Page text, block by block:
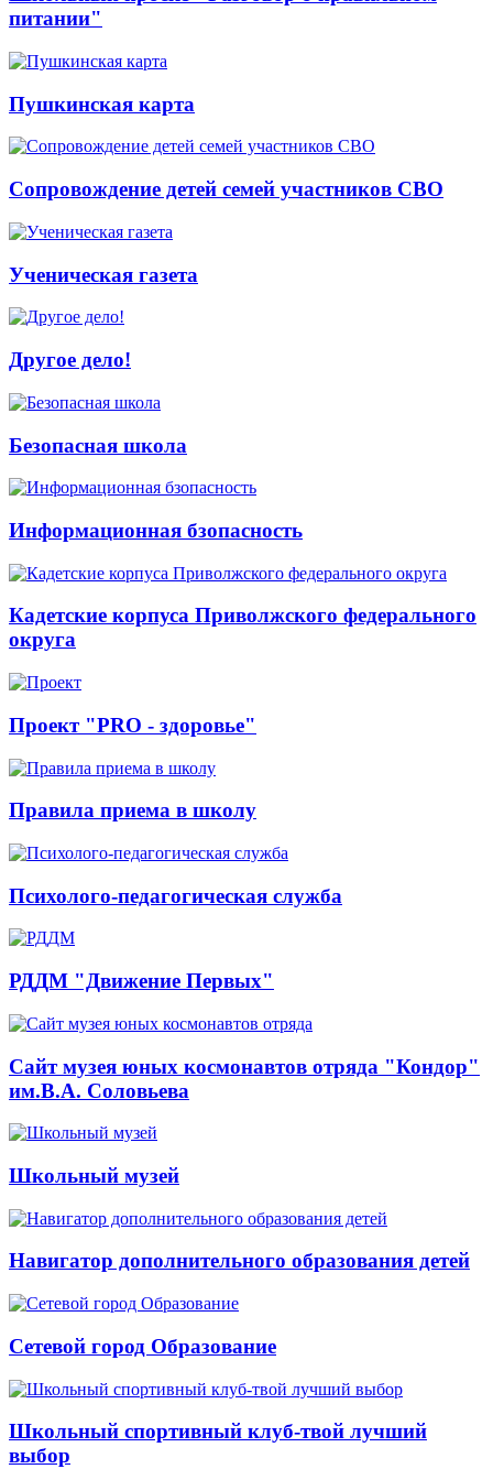
питании"
Пушкинская карта
Сопровождение детей семей участников СВО
Ученическая газета
Другое дело!
Безопасная школа
Информационная бзопасность
Кадетские корпуса Приволжского федерального
округа
Проект "PRO - здоровье"
Правила приема в школу
Психолого-педагогическая служба
РДДМ "Движение Первых"
Сайт музея юных космонавтов отряда "Кондор"
им.В.А. Соловьева
Школьный музей
Навигатор дополнительного образования детей
Сетевой город Образование
Школьный спортивный клуб-твой лучший
выбор